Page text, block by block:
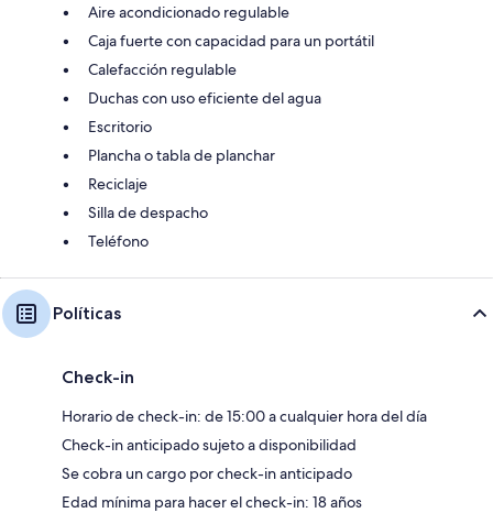
Aire acondicionado regulable
Caja fuerte con capacidad para un portátil
Calefacción regulable
Duchas con uso eficiente del agua
Escritorio
Plancha o tabla de planchar
Reciclaje
Silla de despacho
Teléfono
Políticas
Check-in
Horario de check-in: de 15:00 a cualquier hora del día
Check-in anticipado sujeto a disponibilidad
Se cobra un cargo por check-in anticipado
Edad mínima para hacer el check-in: 18 años